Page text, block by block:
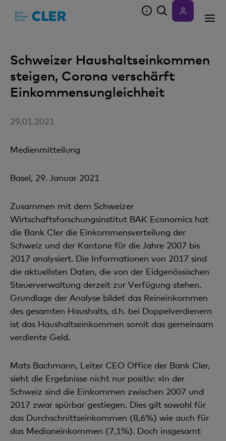
Schweizer Haushaltseinkommen
steigen, Corona verschärft
Einkommensungleichheit
29.01.2021
Medienmitteilung
Basel, 29. Januar 2021
Zusammen mit dem Schweizer
Wirtschaftsforschungsinstitut BAK Economics hat
die Bank Cler die Einkommensverteilung der
Schweiz und der Kantone für die Jahre 2007 bis
2017 analysiert. Die Infor­mationen von 2017 sind
die aktuellsten Daten, die von der Eidgenössischen
Steuerverwaltung derzeit zur Verfügung stehen.
Grundlage der Analyse bildet das Reineinkommen
des gesamten Haushalts, d.h. bei Doppelverdienern
ist das Haushaltseinkommen somit das gemeinsam
verdiente Geld.
Mats Bachmann, Leiter CEO Office der Bank Cler,
sieht die Ergebnisse nicht nur positiv: «In der
Schweiz sind die Einkommen zwischen 2007 und
2017 zwar spürbar gestiegen. Dies gilt sowohl für
das Durch­schnittseinkommen (8,6%) wie auch für
das Medianeinkommen (7,1%). Doch insgesamt